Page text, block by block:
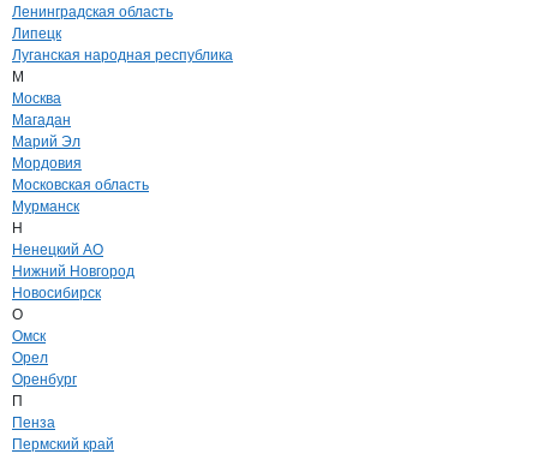
Ленинградская область
Липецк
Луганская народная республика
М
Москва
Магадан
Марий Эл
Мордовия
Московская область
Мурманск
Н
Ненецкий АО
Нижний Новгород
Новосибирск
О
Омск
Орел
Оренбург
П
Пенза
Пермский край